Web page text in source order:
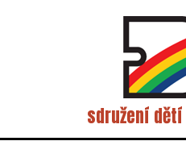
sdružení